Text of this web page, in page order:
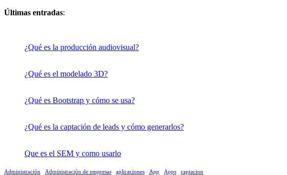
Últimas entradas:
¿Qué es la producción audiovisual?
¿Qué es el modelado 3D?
¿Qué es Bootstrap y cómo se usa?
¿Qué es la captación de leads y cómo generarlos?
Que es el SEM y como usarlo
Administración Administración de empresas aplicaciones App Apps captacion